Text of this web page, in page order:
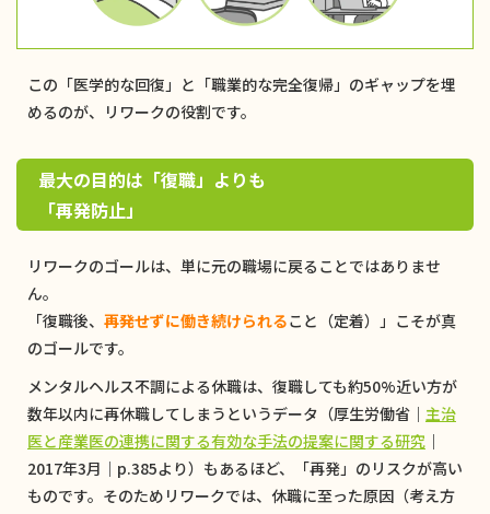
この「医学的な回復」と「職業的な完全復帰」のギャップを埋
めるのが、リワークの役割です。
最大の目的は「復職」よりも
「再発防止」
リワークのゴールは、単に元の職場に戻ることではありませ
ん。
「復職後、 再発せずに働き続けられること（定着）」こそが真
のゴールです。
メンタルヘルス不調による休職は、復職しても約50%近い方が
数年以内に再休職してしまうというデータ（厚生労働省｜ 主治
医と産業医の連携に関する有効な手法の提案に関する研究 ｜
2017年3月｜p.385より）もあるほど、「再発」のリスクが高い
ものです。そのためリワークでは、休職に至った原因（考え方